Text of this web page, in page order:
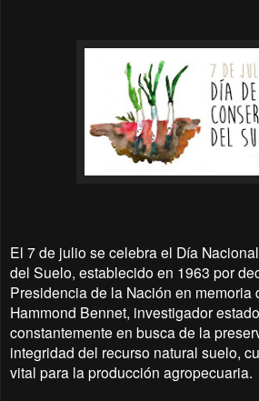
El 7 de julio se celebra el Día
del Suelo, establecido en 1963 por
Presidencia de la Nación en memoria
Hammond Bennet, investigador
constantemente en busca de la
integridad del recurso natural suelo,
vital para la producción agropecuaria.